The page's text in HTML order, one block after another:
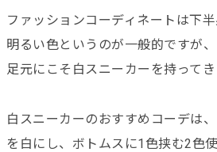
ファッションコーディネートは下
明るい色というのが一般的ですが
足元にこそ白スニーカーを持ってき
白スニーカーのおすすめコーデは
を白にし、ボトムスに1色挟む2色